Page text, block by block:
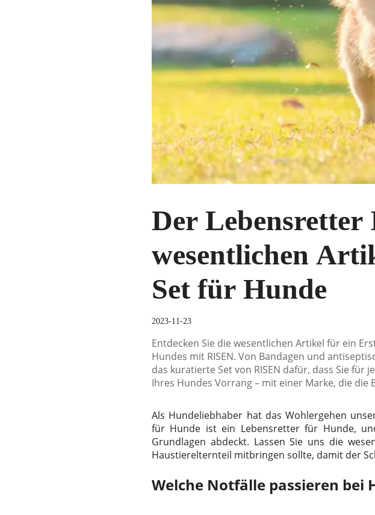
Der Lebensretter
wesentlichen
Set für Hunde
2023-11-23
Entdecken Sie die wesentlichen Artikel für ein
Hundes mit RISEN. Von Bandagen und
das kuratierte Set von RISEN dafür, dass Sie
Ihres Hundes Vorrang – mit einer Marke, die
Als Hundeliebhaber hat das Wohlergehen
für Hunde ist ein Lebensretter für Hunde,
Grundlagen abdeckt. Lassen Sie uns die
Haustierelternteil mitbringen sollte, damit der
Welche Notfälle passieren bei